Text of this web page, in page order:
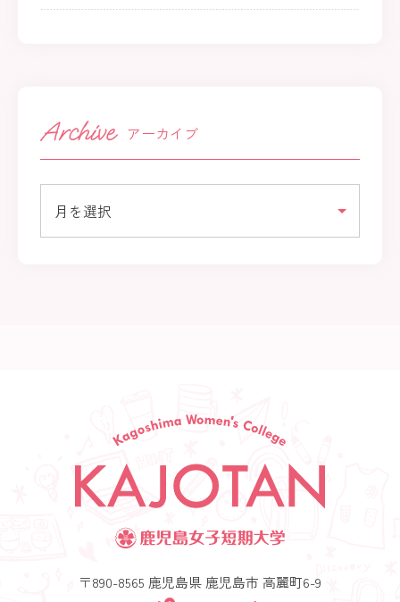
アーカイブ
〒890-8565 鹿児島県 鹿児島市 高麗町6-9